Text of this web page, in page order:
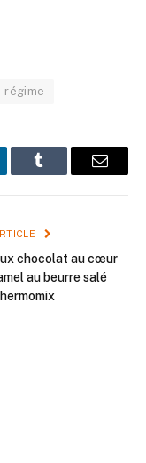
régime
Tumblr Email
chocolat au cœur
au beurre salé